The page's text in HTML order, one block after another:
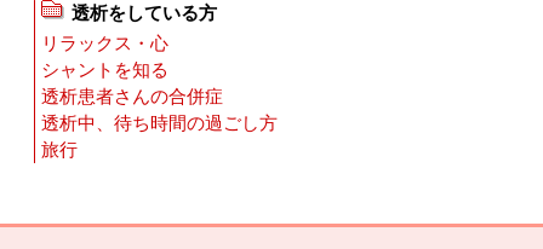
透析をしている方
リラックス・心
シャントを知る
透析患者さんの合併症
透析中、待ち時間の過ごし方
旅行